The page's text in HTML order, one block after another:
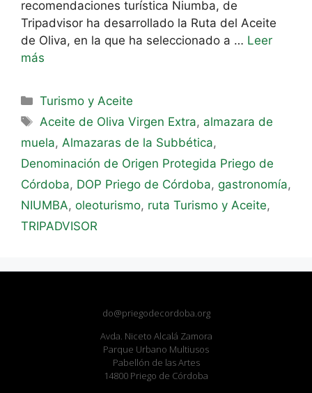
recomendaciones turística Niumba, de
Tripadvisor ha desarrollado la Ruta del Aceite
de Oliva, en la que ha seleccionado a … Leer
más
Turismo y Aceite
Aceite de Oliva Virgen Extra, almazara de
muela, Almazaras de la Subbética,
Denominación de Origen Protegida Priego de
Córdoba, DOP Priego de Córdoba, gastronomía,
NIUMBA, oleoturismo, ruta Turismo y Aceite,
TRIPADVISOR
do@priegodecordoba.org
Avda. Niceto Alcalá Zamora
Parque Urbano Multiusos
Pabellón de las Artes
14800 Priego de Córdoba